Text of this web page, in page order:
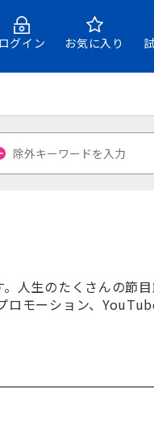
ログイン お気に入り
人生のたくさんの節
モーション、